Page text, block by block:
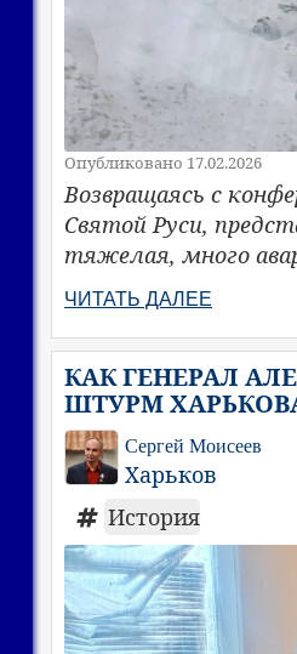
Опубликовано 17.02.2026
Возвращаясь с
Святой Руси,
тяжелая, много
ЧИТАТЬ ДАЛЕЕ
КАК ГЕНЕРАЛ
ШТУРМ
Сергей Моисеев
Харьков
История